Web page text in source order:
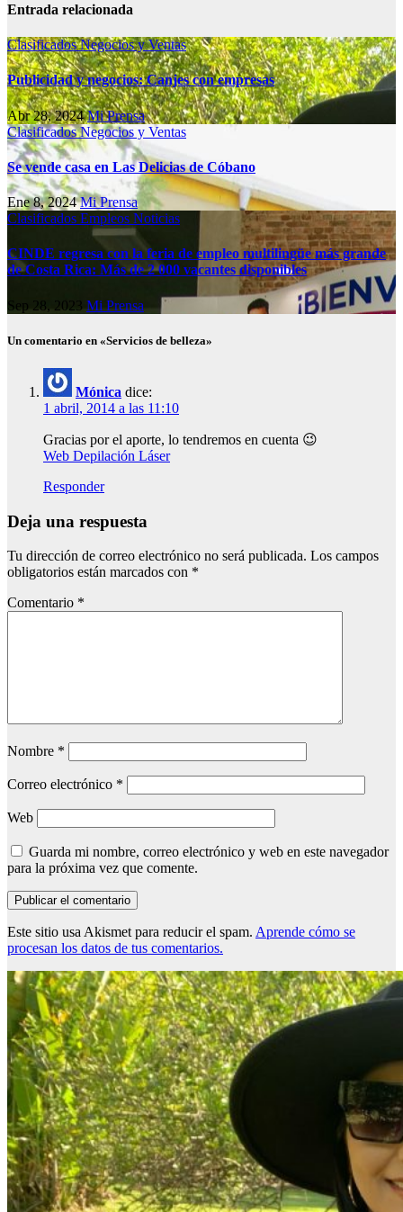
Entrada relacionada
ClasificadosNegocios y Ventas
Publicidad y negocios: Canjes con empresas
Abr 28, 2024Mi Prensa
ClasificadosNegocios y Ventas
Se vende casa en Las Delicias de Cóbano
Ene 8, 2024Mi Prensa
Clasificados Empleos Noticias
CINDE regresa con la feria de empleo multilingüe más grande
de Costa Rica: Más de 2 000 vacantes disponibles
Sep 28, 2023 Mi Prensa
Un comentario en «Servicios de belleza»
Mónica dice:
1 abril, 2014 a las 11:10
Gracias por el aporte, lo tendremos en cuenta 😉
Web Depilación Láser
Responder
Deja una respuesta
Tu dirección de correo electrónico no será publicada. Los campos
obligatorios están marcados con *
Comentario *
Nombre *
Correo electrónico *
Web
Guarda mi nombre, correo electrónico y web en este navegador
para la próxima vez que comente.
Este sitio usa Akismet para reducir el spam. Aprende cómo se
procesan los datos de tus comentarios.